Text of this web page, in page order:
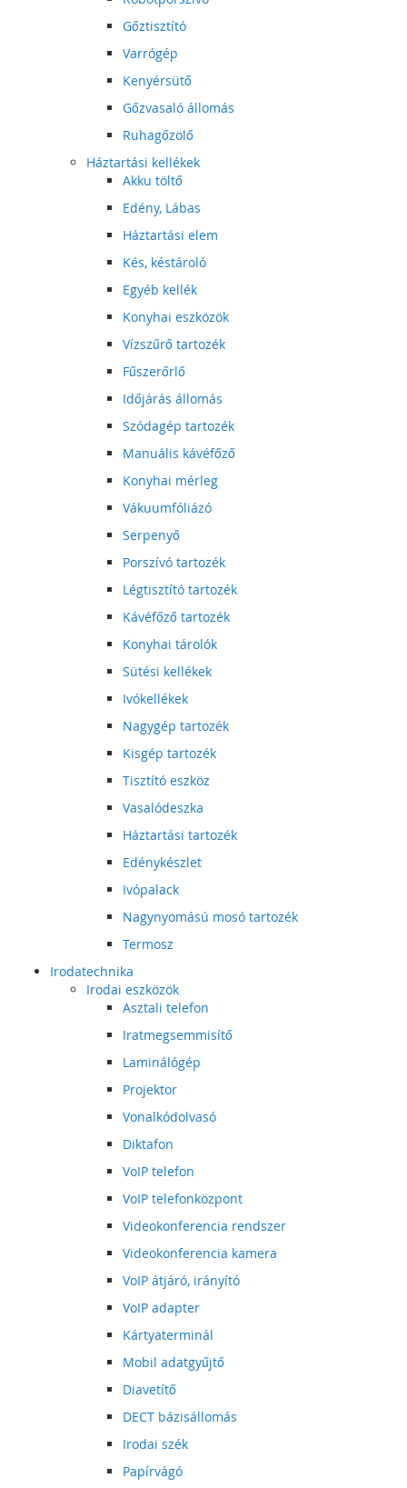
Gőztisztító
Varrógép
Kenyérsütő
Gőzvasaló állomás
Ruhagőzölő
Háztartási kellékek
Akku töltő
Edény, Lábas
Háztartási elem
Kés, késtároló
Egyéb kellék
Konyhai eszközök
Vízszűrő tartozék
Fűszerőrlő
Időjárás állomás
Szódagép tartozék
Manuális kávéfőző
Konyhai mérleg
Vákuumfóliázó
Serpenyő
Porszívó tartozék
Légtisztító tartozék
Kávéfőző tartozék
Konyhai tárolók
Sütési kellékek
Ivókellékek
Nagygép tartozék
Kisgép tartozék
Tisztító eszköz
Vasalódeszka
Háztartási tartozék
Edénykészlet
Ivópalack
Nagynyomású mosó tartozék
Termosz
Irodatechnika
Irodai eszközök
Asztali telefon
Iratmegsemmisítő
Laminálógép
Projektor
Vonalkódolvasó
Diktafon
VoIP telefon
VoIP telefonközpont
Videokonferencia rendszer
Videokonferencia kamera
VoIP átjáró, irányító
VoIP adapter
Kártyaterminál
Mobil adatgyűjtő
Diavetítő
DECT bázisállomás
Irodai szék
Papírvágó